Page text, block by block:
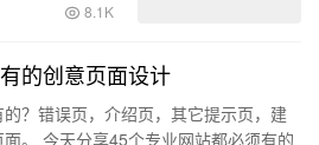
8.1K
的创意页面设计
？错误页，介绍页，其它提示页，建
。 今天分享45个专业网站都必须有的